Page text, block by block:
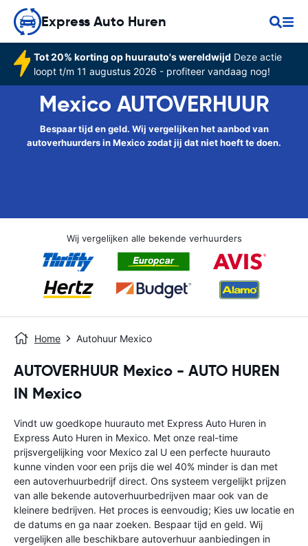
Express Auto Huren
Tot 20% korting op huurauto's wereldwijd Deze actie
loopt t/m 11 augustus 2026 - profiteer vandaag nog!
Mexico AUTOVERHUUR
Bespaar tijd en geld. Wij vergelijken het aanbod van
autoverhuurders in Mexico zodat jij dat niet hoeft te doen.
Wij vergelijken alle bekende verhuurders
Home Autohuur Mexico
AUTOVERHUUR Mexico - AUTO HUREN
IN Mexico
Vindt uw goedkope huurauto met Express Auto Huren in
Express Auto Huren in Mexico. Met onze real-time
prijsvergelijking voor Mexico zal U een perfecte huurauto
kunne vinden voor een prijs die wel 40% minder is dan met
een autoverhuurbedrijf direct. Ons systeem vergelijkt prijzen
van alle bekende autoverhuurbedrijven maar ook van de
kleinere bedrijven. Het proces is eenvoudig; Kies uw locatie en
de datums en ga naar zoeken. Bespaar tijd en geld. Wij
vergelijken alle beschikbare autoverhuur aanbiedingen in